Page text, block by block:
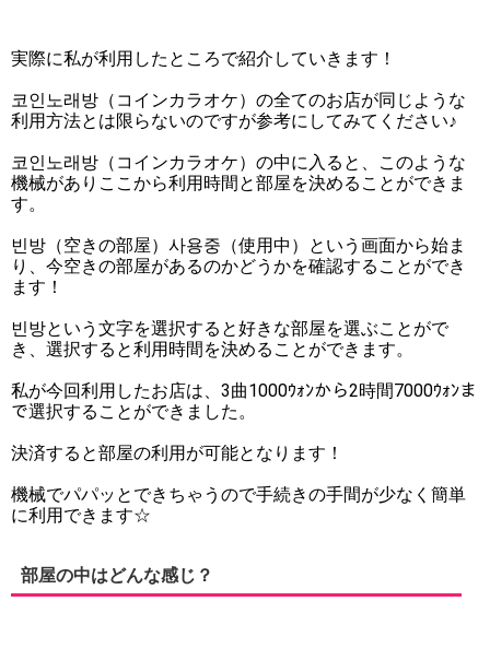
実際に私が利用したところで紹介していきます！
코인노래방（コインカラオケ）の全てのお店が同じような
利用方法とは限らないのですが参考にしてみてください♪
코인노래방（コインカラオケ）の中に入ると、このような
機械がありここから利用時間と部屋を決めることができま
す。
빈방（空きの部屋）사용중（使用中）という画面から始ま
り、今空きの部屋があるのかどうかを確認することができ
ます！
빈방という文字を選択すると好きな部屋を選ぶことがで
き、選択すると利用時間を決めることができます。
私が今回利用したお店は、3曲1000ｳｫﾝから2時間7000ｳｫﾝま
で選択することができました。
決済すると部屋の利用が可能となります！
機械でパパッとできちゃうので手続きの手間が少なく簡単
に利用できます☆
部屋の中はどんな感じ？